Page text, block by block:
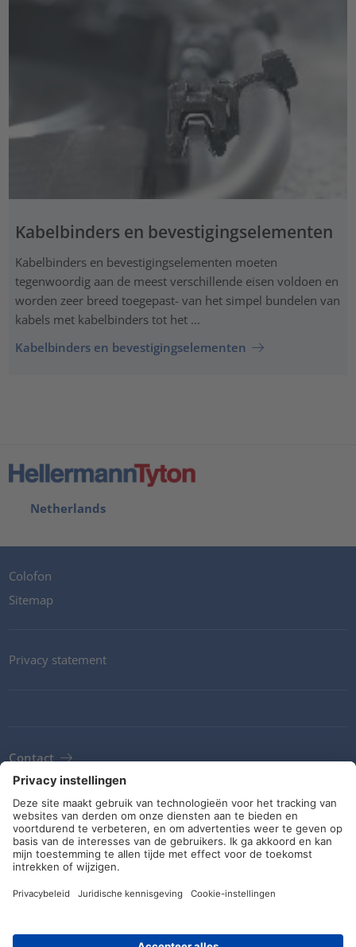
Kabelbinders en bevestigingselementen
Kabelbinders en bevestigingselementen moeten
tegenwoordig aan de meest verschillende eisen voldoen en
worden zeer breed toegepast- van het simpel bundelen van
kabels met kabelbinders tot het ...
Kabelbinders en bevestigingselementen
Netherlands
Colofon
Sitemap
Privacy statement
Contact
Newsletter
ALV
Richtlijnen en verplichtingen
Sociale media